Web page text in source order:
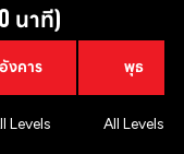
นาที)
อังคาร พุธ
Levels All Levels